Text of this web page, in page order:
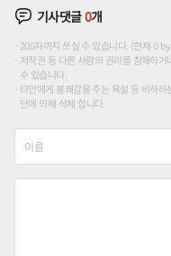
기사댓글0개
200자까지 쓰실 수 있습니다. (현재 0
저작권 등 다른 사람의 권리를 침해하
수 있습니다.
타인에게 불쾌감을 주는 욕설 등 비하
단에 의해 삭제 합니다.